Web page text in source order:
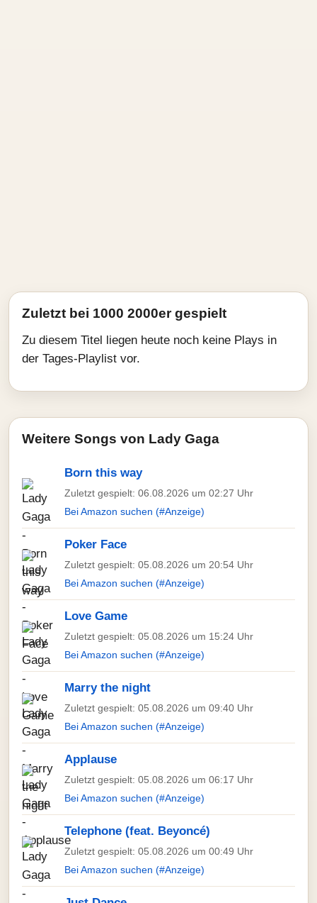
Zuletzt bei 1000 2000er gespielt
Zu diesem Titel liegen heute noch keine Plays in
der Tages-Playlist vor.
Weitere Songs von Lady Gaga
Born this way
Zuletzt gespielt: 06.08.2026 um 02:27 Uhr
Bei Amazon suchen (#Anzeige)
Poker Face
Zuletzt gespielt: 05.08.2026 um 20:54 Uhr
Bei Amazon suchen (#Anzeige)
Love Game
Zuletzt gespielt: 05.08.2026 um 15:24 Uhr
Bei Amazon suchen (#Anzeige)
Marry the night
Zuletzt gespielt: 05.08.2026 um 09:40 Uhr
Bei Amazon suchen (#Anzeige)
Applause
Zuletzt gespielt: 05.08.2026 um 06:17 Uhr
Bei Amazon suchen (#Anzeige)
Telephone (feat. Beyoncé)
Zuletzt gespielt: 05.08.2026 um 00:49 Uhr
Bei Amazon suchen (#Anzeige)